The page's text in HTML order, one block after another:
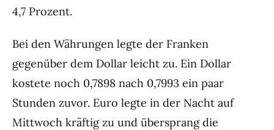
4,7 Prozent.
Bei den Währungen legte der Franken
gegenüber dem Dollar leicht zu. Ein Dollar
kostete noch 0,7898 nach 0,7993 ein paar
Stunden zuvor. Euro legte in der Nacht auf
Mittwoch kräftig zu und übersprang die